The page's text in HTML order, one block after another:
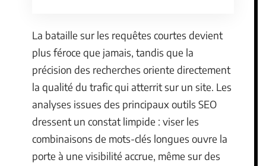
La bataille sur les requêtes courtes devient
plus féroce que jamais, tandis que la
précision des recherches oriente directement
la qualité du trafic qui atterrit sur un site. Les
analyses issues des principaux outils SEO
dressent un constat limpide : viser les
combinaisons de mots-clés longues ouvre la
porte à une visibilité accrue, même sur des